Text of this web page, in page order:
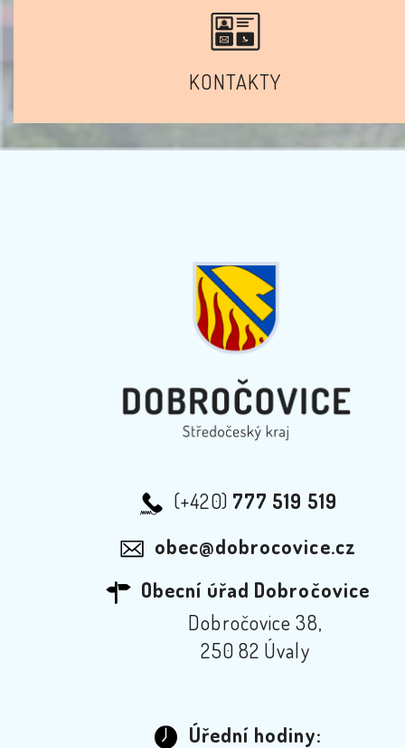
KONTAKTY
(+420) 777 519 519
obec@dobrocovice.cz
Obecní úřad Dobročovice
Dobročovice 38,
250 82 Úvaly
Úřední hodiny: